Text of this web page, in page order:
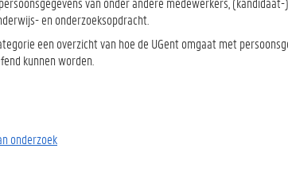
en onderzoeksopdracht.
een overzicht van hoe de UGent omgaat met
kunnen worden.
onderzoek